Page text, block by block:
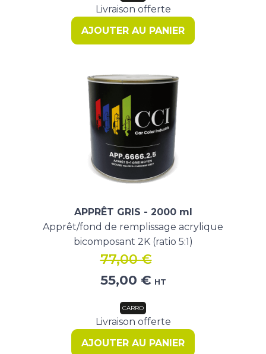
était :
est :
317,00 €.
Livraison offerte
AJOUTER AU PANIER
APPRÊT GRIS - 2000 ml
Apprêt/fond de remplissage acrylique
bicomposant 2K (ratio 5:1)
77,00€
Le
initial
était :
55,00 €Le
est :
HT
CARRO
Livraison offerte
AJOUTER AU PANIER